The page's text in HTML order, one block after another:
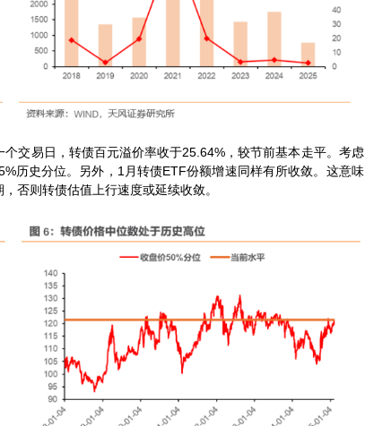
个交易日，转债百元溢价率收于25.64%，较节前基本走平。考虑
历史分位。另外，1月转债ETF份额增速同样有所收敛。这意味
否则转债估值上行速度或延续收敛。